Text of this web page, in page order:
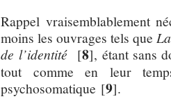
Rappel vraisemblablement
moins les ouvrages tels que
de l’identité [8], étant sans
tout comme en leur
psychosomatique [9].